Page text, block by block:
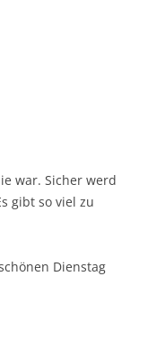
war. Sicher werd
gibt so viel zu
Dienstag